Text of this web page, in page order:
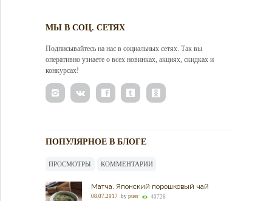
МЫ В СОЦ. СЕТЯХ
Подписывайтесь на нас в социальных сетях. Так вы
оперативно узнаете о всех новинках, акциях, скидках и
конкурсах!
ПОПУЛЯРНОЕ В БЛОГЕ
ПРОСМОТРЫ КОММЕНТАРИИ
Матча. Японский порошковый чай
08.07.2017 by puer 40726